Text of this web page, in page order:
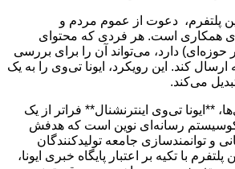
پلتفرم، دعوت از عموم مردم و
همکاری است. هر فردی که محتوای
حوزه‌ای) دارد، می‌تواند آن را برای بررسی
کند. این رویکرد، ایونا تی‌وی را به یک
می‌کند.
**ایونا تی‌وی اینترنشنال** فراتر از یک
اکوسیستم رسانه‌ای نوین است که هدفش
و توانمندسازی جامعه تولیدکنندگان
با تکیه بر اعتبار پایگاه خبری ایونا،